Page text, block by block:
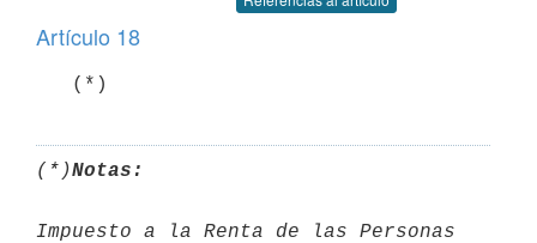
Artículo 18
   (*)
(*)Notas:
Impuesto a la Renta de las Personas